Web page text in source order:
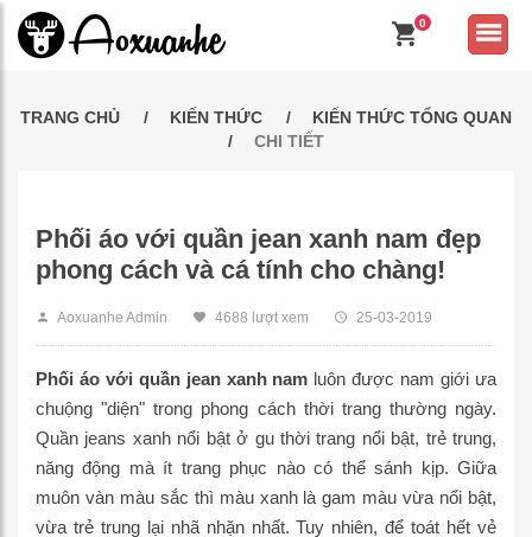
0
TRANG CHỦ KIẾN THỨC
KIẾN THỨC TỔNG QUAN
CHI TIẾT
Phối áo với quần jean xanh nam đẹp
phong cách và cá tính cho chàng!
Aoxuanhe Admin 4688 lượt xem 25-03-2019
Phối áo với quần jean xanh nam luôn được nam giới ưa
chuộng "diện" trong phong cách thời trang thường ngày.
Quần jeans xanh nổi bật ở gu thời trang nổi bật, trẻ trung,
năng động mà ít trang phục nào có thể sánh kịp. Giữa
muôn vàn màu sắc thì màu xanh là gam màu vừa nổi bật,
vừa trẻ trung lại nhã nhặn nhất. Tuy nhiên, để toát hết vẻ